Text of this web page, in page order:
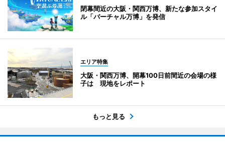
閉幕間近の大阪・関西万博、新たな参加スタイ
ル「バーチャル万博」を発信
エリア特集
大阪・関西万博、開幕100日前間近の会場の様
子は 現地をレポート
もっと見る